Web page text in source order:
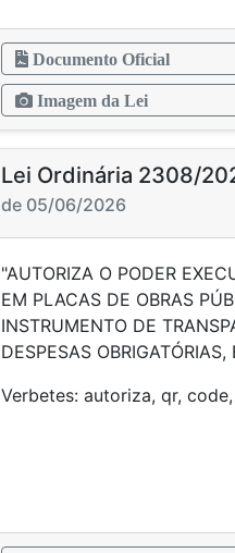
Documento Oficial
Imagem da Lei
Lei Ordinária 2308/
de 05/06/2026
"AUTORIZA O PODER
EM PLACAS DE OBRAS
INSTRUMENTO DE
DESPESAS
Verbetes: autoriza, qr,